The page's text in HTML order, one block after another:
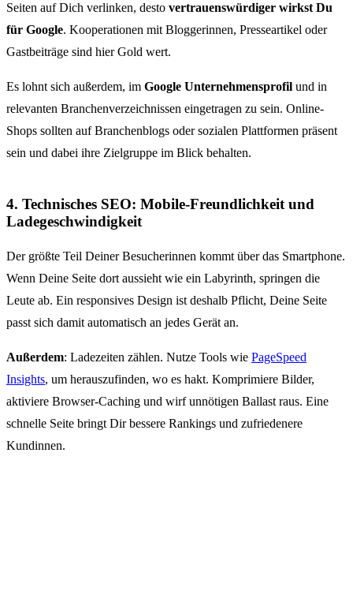
Seiten auf Dich verlinken, desto vertrauenswürdiger wirkst Du
für Google. Kooperationen mit Bloggerinnen, Presseartikel oder
Gastbeiträge sind hier Gold wert.
Es lohnt sich außerdem, im Google Unternehmensprofil und in
relevanten Branchenverzeichnissen eingetragen zu sein. Online-
Shops sollten auf Branchenblogs oder sozialen Plattformen präsent
sein und dabei ihre Zielgruppe im Blick behalten.
4. Technisches SEO: Mobile-Freundlichkeit und
Ladegeschwindigkeit
Der größte Teil Deiner Besucherinnen kommt über das Smartphone.
Wenn Deine Seite dort aussieht wie ein Labyrinth, springen die
Leute ab. Ein responsives Design ist deshalb Pflicht, Deine Seite
passt sich damit automatisch an jedes Gerät an.
Außerdem: Ladezeiten zählen. Nutze Tools wie PageSpeed
Insights, um herauszufinden, wo es hakt. Komprimiere Bilder,
aktiviere Browser-Caching und wirf unnötigen Ballast raus. Eine
schnelle Seite bringt Dir bessere Rankings und zufriedenere
Kundinnen.